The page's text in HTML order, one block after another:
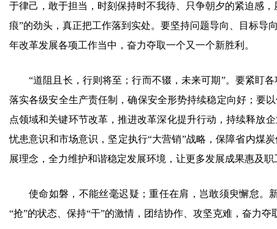
于律己，敢于担当，时刻保持时不我待、只争朝夕的紧迫感
痕”的劲头，真正把工作落到实处。要坚持问题导向、目标
年改革发展各项工作当中，奋力夺取一个又一个新胜利。
“道阻且长，行则将至；行而不辍，未来可期”。要紧盯
落实各级安全生产责任制，确保安全形势持续稳定向好；要
点领域和关键环节改革，推进改革深化提升行动，持续释放
忧患意识和市场意识，坚定执行“大营销”战略，保障省内煤
展理念，全力维护和谐稳定发展环境，让更多发展成果惠及职
使命如磐，不能丝毫迟疑；重任在肩，岂敢须臾懈怠。
“抢”的状态、保持“干”的激情，团结协作、攻坚克难，奋力